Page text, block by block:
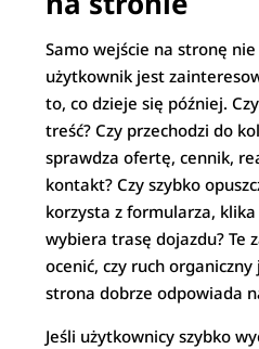
Samo wejście na stronę nie
użytkownik jest
to, co dzieje się później.
treść? Czy przechodzi do
sprawdza ofertę, cennik,
kontakt? Czy szybko
korzysta z formularza,
wybiera trasę dojazdu? Te
ocenić, czy ruch
strona dobrze odpowiada
Jeśli użytkownicy szybko